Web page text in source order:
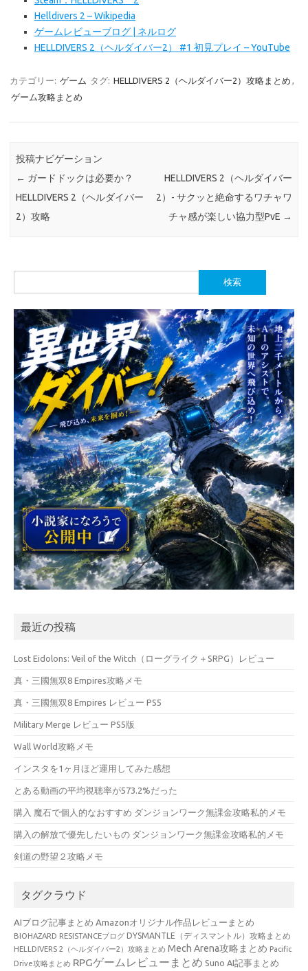
Helldivers 2 – Wikipedia
ゲームレビューブログ | ネルログ
HELLDIVERS 2（ヘルダイバー2） #1 初見プレイ – YouTube
カテゴリー: ゲーム タグ: HELLDIVERS 2（ヘルダイバー2）攻略まとめ ,
ゲーム攻略まとめ
投稿ナビゲーション
← ガードドックは必要か？
HELLDIVERS 2（ヘルダイバー
2）攻略
HELLDIVERS 2（ヘルダイバー
2）- サクッと絶命するワチャワ
チャ感が楽しい協力型PvE →
索:
最近の投稿
Lost Eidolons: Veil of the Witch（ローグライク＋SRPG）レビュー
真・三國無双8 Empires攻略メモ
真・三國無双8 Empires レビュー PS5
Military Merge レビュー PS5版
Wall World攻略メモ
インスタを1ヶ月ほど運用してみた感想
とある動画の平均視聴率が573.2%だった
購入 魔石で個人的なおすすめ ダンジョンワーク無課金攻略私的メモ
購入の解放で優先したいもの ダンジョンワーク無課金攻略私的メモ
剣道の野望２攻略メモ
タグクラウド
AIブログ記事まとめ Amazonオリジナル作品レビューまとめ
BIOHAZARD RESISTANCEブログ DYSMANTLE（ディスマントル）攻略まとめ
HELLDIVERS 2（ヘルダイバー2）攻略まとめ Mech Arena攻略まとめ Pacific
Drive攻略まとめ RPGゲームレビューまとめ Suno AI記事まとめ